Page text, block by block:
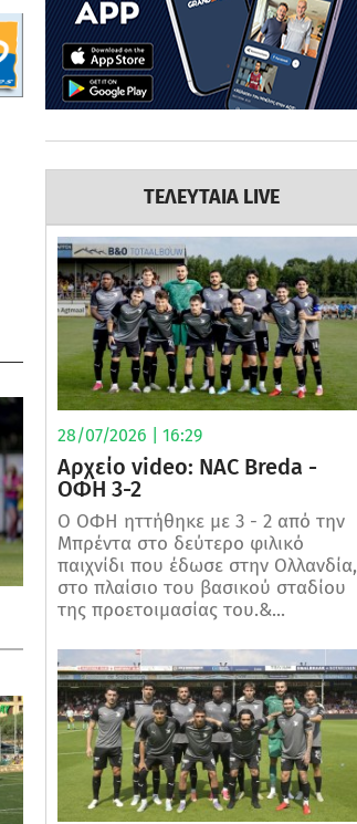
ΤΕΛΕΥΤΑΙΑ LIVE
28/07/2026 | 16:29
Αρχείο video: NAC Breda -
ΟΦΗ 3-2
Ο ΟΦΗ ηττήθηκε με 3 - 2 από την
Μπρέντα στο δεύτερο φιλικό
παιχνίδι που έδωσε στην Ολλανδία,
στο πλαίσιο του βασικού σταδίου
της προετοιμασίας του.&...